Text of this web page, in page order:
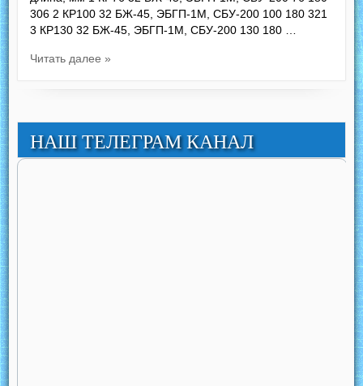
306 2 КР100 32 БЖ-45, ЭБГП-1М, СБУ-200 100 180 321
3 КР130 32 БЖ-45, ЭБГП-1М, СБУ-200 130 180 …
Читать далее »
НАШ ТЕЛЕГРАМ КАНАЛ